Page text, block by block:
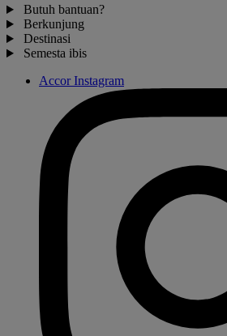
Butuh bantuan?
Berkunjung
Destinasi
Semesta ibis
Accor Instagram